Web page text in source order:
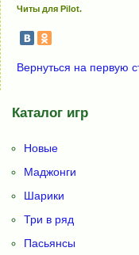
Читы для Pilot.
Вернуться на первую
Каталог игр
Новые
Маджонги
Шарики
Три в ряд
Пасьянсы